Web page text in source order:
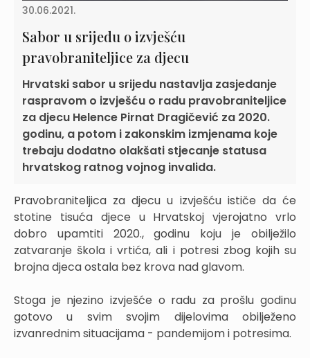
30.06.2021.
Sabor u srijedu o izvješću
pravobraniteljice za djecu
Hrvatski sabor u srijedu nastavlja zasjedanje
raspravom o izvješću o radu pravobraniteljice
za djecu Helence Pirnat Dragičević za 2020.
godinu, a potom i zakonskim izmjenama koje
trebaju dodatno olakšati stjecanje statusa
hrvatskog ratnog vojnog invalida.
Pravobraniteljica za djecu u izvješću ističe da će
stotine tisuća djece u Hrvatskoj vjerojatno vrlo
dobro upamtiti 2020., godinu koju je obilježilo
zatvaranje škola i vrtića, ali i potresi zbog kojih su
brojna djeca ostala bez krova nad glavom.
Stoga je njezino izvješće o radu za prošlu godinu
gotovo u svim svojim dijelovima obilježeno
izvanrednim situacijama - pandemijom i potresima.